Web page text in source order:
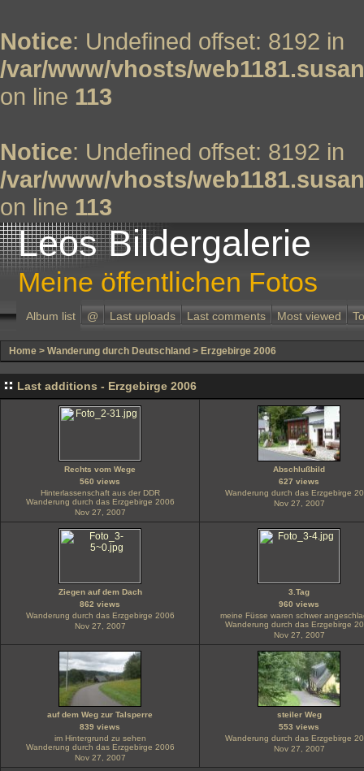
Notice: Undefined offset: 8192 in
/var/www/vhosts/
on line 113
Notice: Undefined offset: 8192 in
/var/www/vhosts/
on line 113
Leos Bildergalerie
Meine öffentlichen Fotos
Album list @ Last uploads Last comments Most viewed
Home > Wanderung durch Deutschland > Erzgebirge 2006
Last additions - Erzgebirge 2006
Rechts vom Wege
560 views
Hinterlassenschaft aus der DDR
Wanderung durch das Erzgebirge 2006
Nov 27, 2007
Abschlußbild
627 views
Wanderung durch das Erzgebirge
Nov 27, 2007
Ziegen auf dem Dach
862 views
Wanderung durch das Erzgebirge 2006
Nov 27, 2007
3.Tag
960 views
meine Füsse waren schwer
Wanderung durch das Erzgebirge
Nov 27, 2007
auf dem Weg zur Talsperre
839 views
im Hintergrund zu sehen
Wanderung durch das Erzgebirge 2006
Nov 27, 2007
steiler Weg
553 views
Wanderung durch das Erzgebirge
Nov 27, 2007